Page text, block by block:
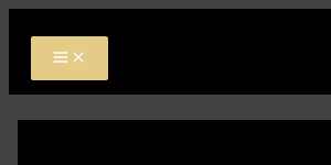
Skip
Bejegyzés